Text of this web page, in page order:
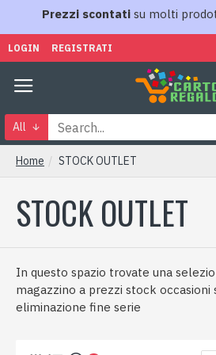
Prezzi scontati su molti
LOGIN REGISTRATI
All
Home STOCK OUTLET
STOCK OUTLET
In questo spazio trovate una
magazzino a prezzi stock occasioni
eliminazione fine serie